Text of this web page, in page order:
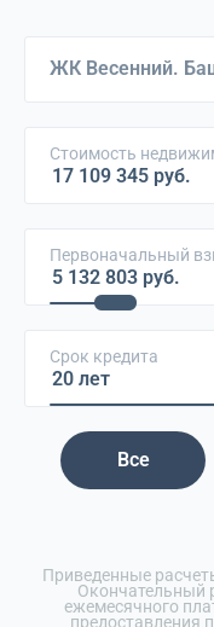
Стоимость
Первоначальный
Срок кредита
Все
Приведенные
Окончательный
ежемесячного
предоставления